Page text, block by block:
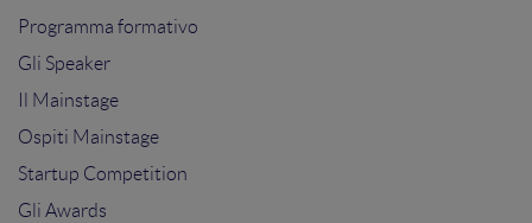
Programma formativo
Gli Speaker
Il Mainstage
Ospiti Mainstage
Startup Competition
Gli Awards